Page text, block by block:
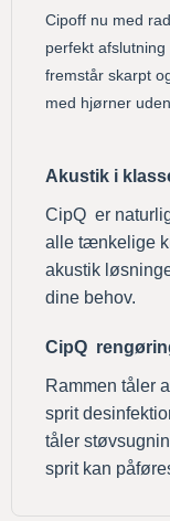
Cipoff nu med
perfekt
fremstår skarpt
med hjørner
Akustik i
CipQ er
alle tænkelige
akustik
dine behov.
CipQ
Rammen tåler
sprit
tåler
sprit kan